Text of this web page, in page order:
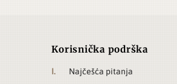
Korisnička podrška
Najčešća pitanja